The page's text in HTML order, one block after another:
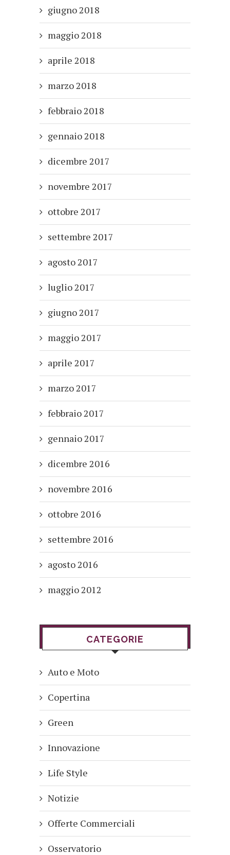
giugno 2018
maggio 2018
aprile 2018
marzo 2018
febbraio 2018
gennaio 2018
dicembre 2017
novembre 2017
ottobre 2017
settembre 2017
agosto 2017
luglio 2017
giugno 2017
maggio 2017
aprile 2017
marzo 2017
febbraio 2017
gennaio 2017
dicembre 2016
novembre 2016
ottobre 2016
settembre 2016
agosto 2016
maggio 2012
CATEGORIE
Auto e Moto
Copertina
Green
Innovazione
Life Style
Notizie
Offerte Commerciali
Osservatorio